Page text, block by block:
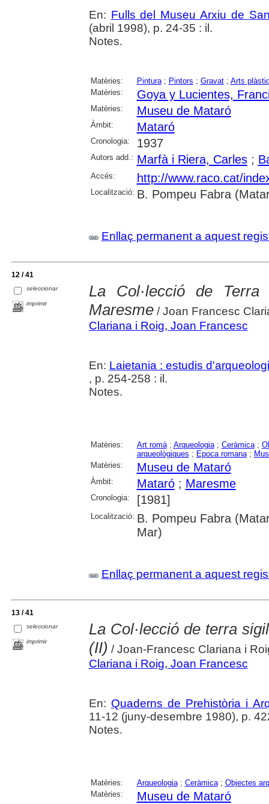
En: Fulls del Museu Arxiu de
(abril 1998), p. 24-35 : il.
Notes.
Matèries: Pintura; Pintors ; Gravat; Arts
Matèries:
Goya y Lucientes,
Matèries: Museu de Mataró
Àmbit: Mataró
Cronologia: 1937
Autors add.: Marfà i Riera, Carles;
Accés: http://www.raco.cat/
Localització: B. Pompeu Fabra
Enllaç permanent a aquest
12 / 41
seleccionar
imprimir
La Col·lecció de
Maresme/ Joan Francesc
Clariana i Roig, Joan Francesc
En: Laietania : estudis
, p. 254-258 : il.
Notes.
Matèries: Art romà; Arqueologia; Ceràmica;
arqueològiques ; Epoca romana;
Matèries:
Museu de Mataró
Àmbit: Mataró; Maresme
Cronologia: [1981]
Localització: B. Pompeu Fabra
Mar)
Enllaç permanent a aquest
13 / 41
seleccionar
imprimir
La Col·lecció de terra
(II) / Joan-Francesc Clariana i
Clariana i Roig, Joan Francesc
En: Quaderns de Prehistòria i
11-12 (juny-desembre 1980), p.
Notes.
Matèries: Arqueologia; Ceràmica; Objectes
Matèries:
Museu de Mataró